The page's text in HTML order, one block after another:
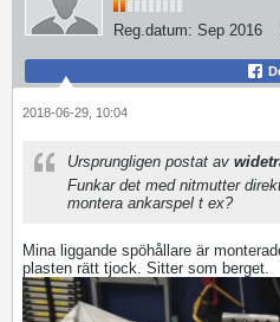
Reg.datum: Sep 2016
2018-06-29, 10:04
Ursprungligen postat av
Funkar det med nitmutter
montera ankarspel t ex?
Mina liggande spöhållare är
plasten rätt tjock. Sitter som berget.